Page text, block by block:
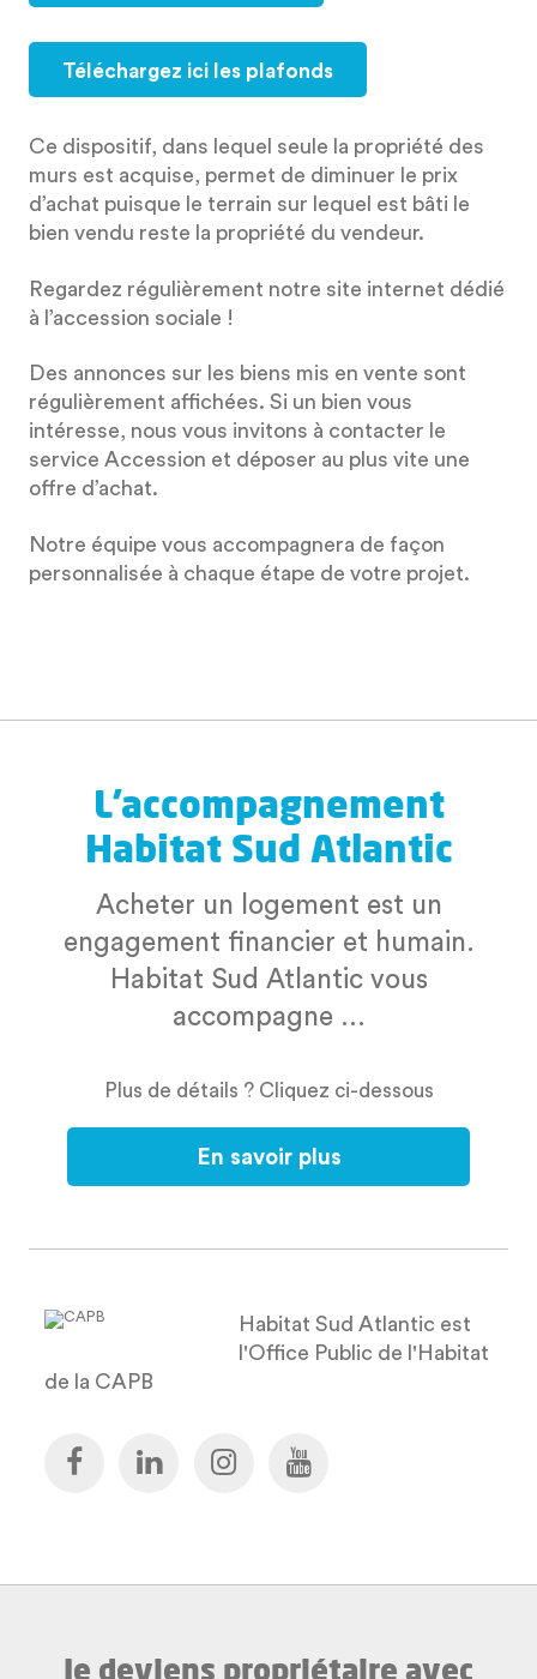
Téléchargez ici les plafonds
Ce dispositif, dans lequel seule la propriété des
murs est acquise, permet de diminuer le prix
d’achat puisque le terrain sur lequel est bâti le
bien vendu reste la propriété du vendeur.
Regardez régulièrement notre site internet dédié
à l’accession sociale !
Des annonces sur les biens mis en vente sont
régulièrement affichées. Si un bien vous
intéresse, nous vous invitons à contacter le
service Accession et déposer au plus vite une
offre d’achat.
Notre équipe vous accompagnera de façon
personnalisée à chaque étape de votre projet.
L'accompagnement
Habitat Sud Atlantic
Acheter un logement est un
engagement financier et humain.
Habitat Sud Atlantic vous
accompagne ...
Plus de détails ? Cliquez ci-dessous
En savoir plus
Habitat Sud Atlantic est
l'Office Public de l'Habitat
de la CAPB
Je deviens propriétaire avec